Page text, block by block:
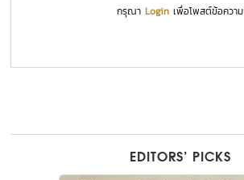
กรุณาLogin เพื่อโพสต์ข้อความ
EDITORS’ PICKS